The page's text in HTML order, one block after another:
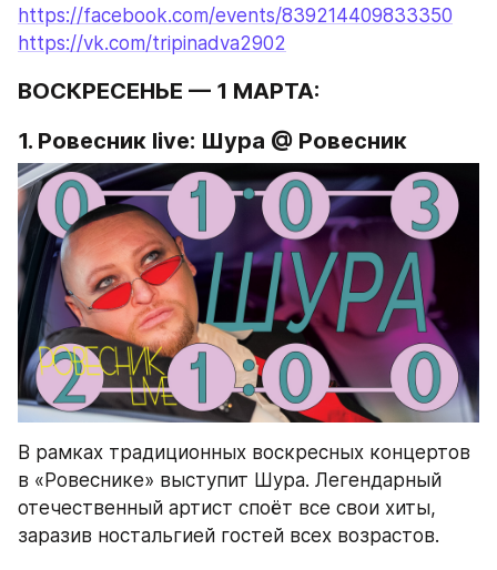
https://facebook.com/events/839214409833350
https://vk.com/tripinadva2902
ВОСКРЕСЕНЬЕ — 1 МАРТА:
1. Ровесник live: Шура @ Ровесник
В рамках традиционных воскресных концертов
в «Ровеснике» выступит Шура. Легендарный
отечественный артист споёт все свои хиты,
заразив ностальгией гостей всех возрастов.